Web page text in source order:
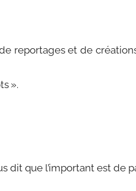
reportages et de
».
dit que l’important est de